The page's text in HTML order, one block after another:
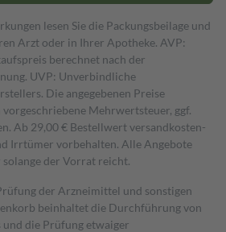
lesen Sie die Packungsbeilage und
Arzt oder in Ihrer Apotheke. AVP:
berechnet nach der
UVP: Unverbindliche
Die angegebenen Preise
Mehrwertsteuer, ggf.
Ab 29,00 € Bestell­wert versand­kosten­
Irrtümer vorbehalten. Alle Angebote
der Vorrat reicht.
der Arzneimittel und sonstigen
beinhaltet die Durchführung von
die Prüfung etwaiger